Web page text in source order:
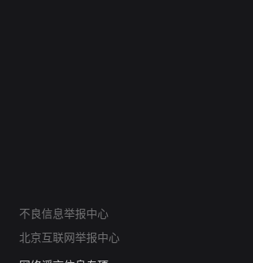
不良信息举报中心
北京互联网举报中心
涉历史虚无举报